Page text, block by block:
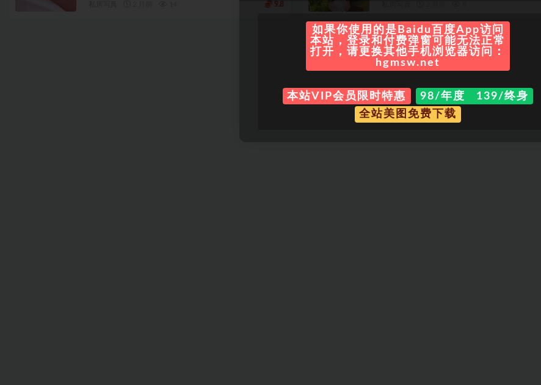
9.8
如果你使用的是Baidu百度App访问
本站，登录和付费弹窗可能无法正常
打开，请更换其他手机浏览器访问：
hgmsw.net
本站VIP会员限时特惠
98/年度 139/终身
全站美图免费下载